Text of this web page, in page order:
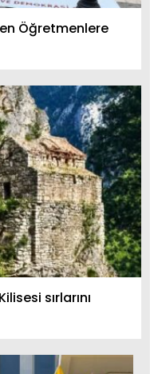
Öğretmenlere
sırlarını